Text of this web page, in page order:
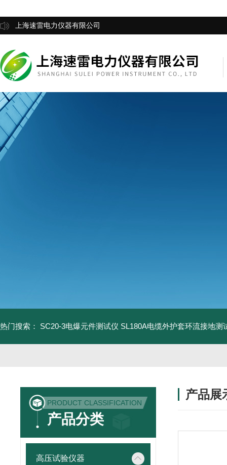
上海速雷电力仪器有限公司
热门搜索： SC20-3电爆元件测试仪 SL180A电缆外护套环流接地测
PRODUCT CLASSIFICATION
产品分类
高压试验仪器
产品展